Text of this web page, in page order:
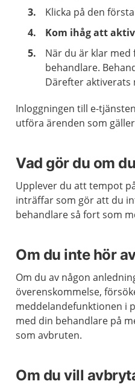
Klicka på den
Kom ihåg att
När du är klar
behandlare.
Därefter aktiverats
Inloggningen till e-
utföra ärenden som
Vad gör du om
Upplever du att tempot
inträffar som gör att du
behandlare så fort som
Om du inte hör
Om du av någon
överenskommelse,
meddelandefunktionen i
med din behandlare på
som avbruten.
Om du vill